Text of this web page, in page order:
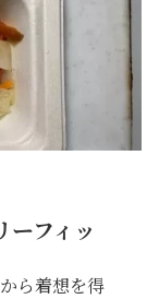
フィッ
ら着想を得